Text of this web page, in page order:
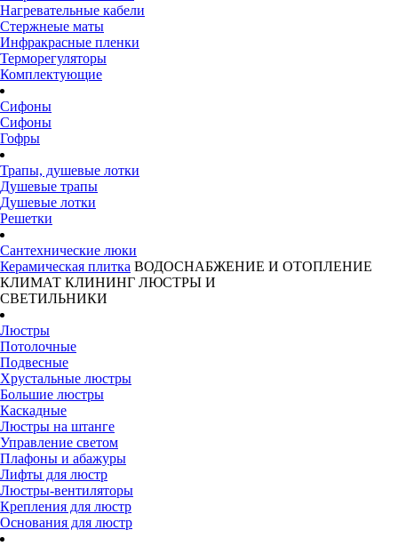
Нагревательные кабели
Стержнеые маты
Инфракрасные пленки
Терморегуляторы
Комплектующие
Сифоны
Сифоны
Гофры
Трапы, душевые лотки
Душевые трапы
Душевые лотки
Решетки
Сантехнические люки
Керамическая плитка ВОДОСНАБЖЕНИЕ И ОТОПЛЕНИЕ
КЛИМАТ КЛИНИНГ ЛЮСТРЫ И
СВЕТИЛЬНИКИ
Люстры
Потолочные
Подвесные
Хрустальные люстры
Большие люстры
Каскадные
Люстры на штанге
Управление светом
Плафоны и абажуры
Лифты для люстр
Люстры-вентиляторы
Крепления для люстр
Основания для люстр